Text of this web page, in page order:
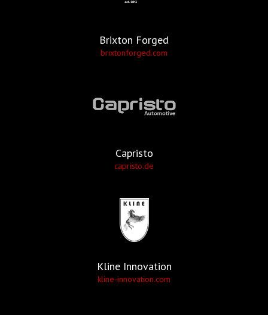
Brixton Forged
brixtonforged.com
Capristo
capristo.de
Kline Innovation
kline-innovation.com